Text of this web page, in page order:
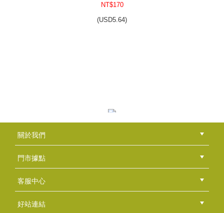
NT$170
(USD5.64)
關於我們
公司簡介
品牌故事
最新消息
隱私權聲明
版權聲明
門市據點
總部
北區
中區
南區
東區
海外
客服中心
會員等級
購物流程
訂單查詢
常見問題
海外訂購流程
連絡我們
下載專區
紅利點數
好站連結